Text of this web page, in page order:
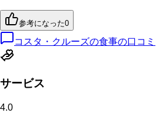
参考になった0
コスタ・クルーズの食事の口コミ
サービス
4.0